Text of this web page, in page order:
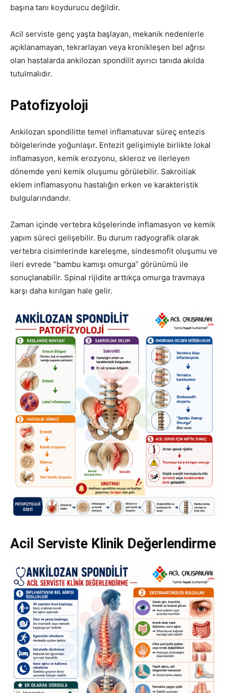
başına tanı koydurucu değildir.
Acil serviste genç yaşta başlayan, mekanik nedenlerle
açıklanamayan, tekrarlayan veya kronikleşen bel ağrısı
olan hastalarda ankilozan spondilit ayırıcı tanıda akılda
tutulmalıdır.
Patofizyoloji
Ankilozan spondilitte temel inflamatuvar süreç entezis
bölgelerinde yoğunlaşır. Entezit gelişimiyle birlikte lokal
inflamasyon, kemik erozyonu, skleroz ve ilerleyen
dönemde yeni kemik oluşumu görülebilir. Sakroiliak
eklem inflamasyonu hastalığın erken ve karakteristik
bulgularındandır.
Zaman içinde vertebra köşelerinde inflamasyon ve kemik
yapım süreci gelişebilir. Bu durum radyografik olarak
vertebra cisimlerinde kareleşme, sindesmofit oluşumu ve
ileri evrede “bambu kamışı omurga” görünümü ile
sonuçlanabilir. Spinal rijidite arttıkça omurga travmaya
karşı daha kırılgan hale gelir.
Acil Serviste Klinik Değerlendirme